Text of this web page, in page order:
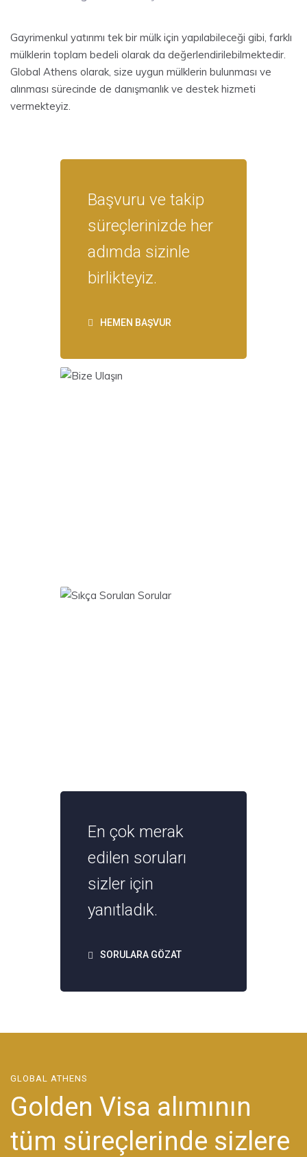
Gayrimenkul yatırımı tek bir mülk için yapılabileceği gibi, farklı
mülklerin toplam bedeli olarak da değerlendirilebilmektedir.
Global Athens olarak, size uygun mülklerin bulunması ve
alınması sürecinde de danışmanlık ve destek hizmeti
vermekteyiz.
Başvuru ve takip
süreçlerinizde her
adımda sizinle
birlikteyiz.
HEMEN BAŞVUR
En çok merak
edilen soruları
sizler için
yanıtladık.
SORULARA GÖZAT
GLOBAL ATHENS
Golden Visa alımının
tüm süreçlerinde sizlere